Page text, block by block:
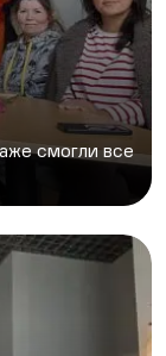
смогли все